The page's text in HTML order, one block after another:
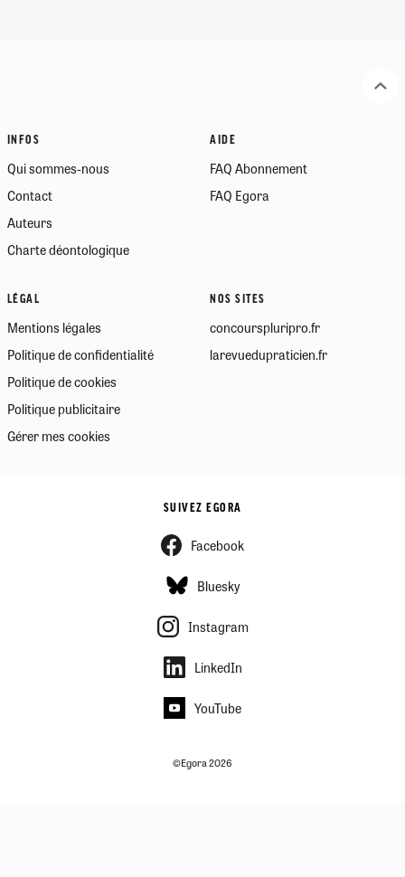
INFOS
Qui sommes-nous
Contact
Auteurs
Charte déontologique
AIDE
FAQ Abonnement
FAQ Egora
LÉGAL
Mentions légales
Politique de confidentialité
Politique de cookies
Politique publicitaire
Gérer mes cookies
NOS SITES
concourspluripro.fr
larevuedupraticien.fr
SUIVEZ EGORA
Facebook
Bluesky
Instagram
LinkedIn
YouTube
©Egora 2026